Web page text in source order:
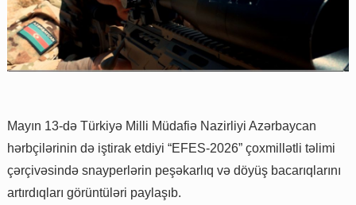
Mayın 13-də Türkiyə Milli Müdafiə Nazirliyi Azərbaycan
hərbçilərinin də iştirak etdiyi “EFES-2026” çoxmillətli təlimi
çərçivəsində snayperlərin peşəkarlıq və döyüş bacarıqlarını
artırdıqları görüntüləri paylaşıb.